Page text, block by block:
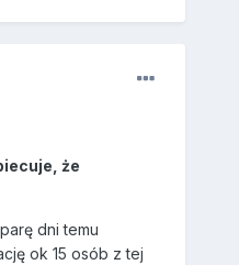
że
dni temu
ok 15 osób z tej